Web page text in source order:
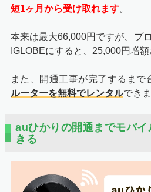
提出しましょう。簡単な
手続きは終わります。
送信が済んだらWebでの手続
コミットから内容確認の電話
短1ヶ月から受け取れます。
本来は最大66,000円ですが、プ
IGLOBEにすると、25,000円増額
また、開通工事が完了するまで
ルーターを無料でレンタルできま
auひかりの開通までモバ
きる